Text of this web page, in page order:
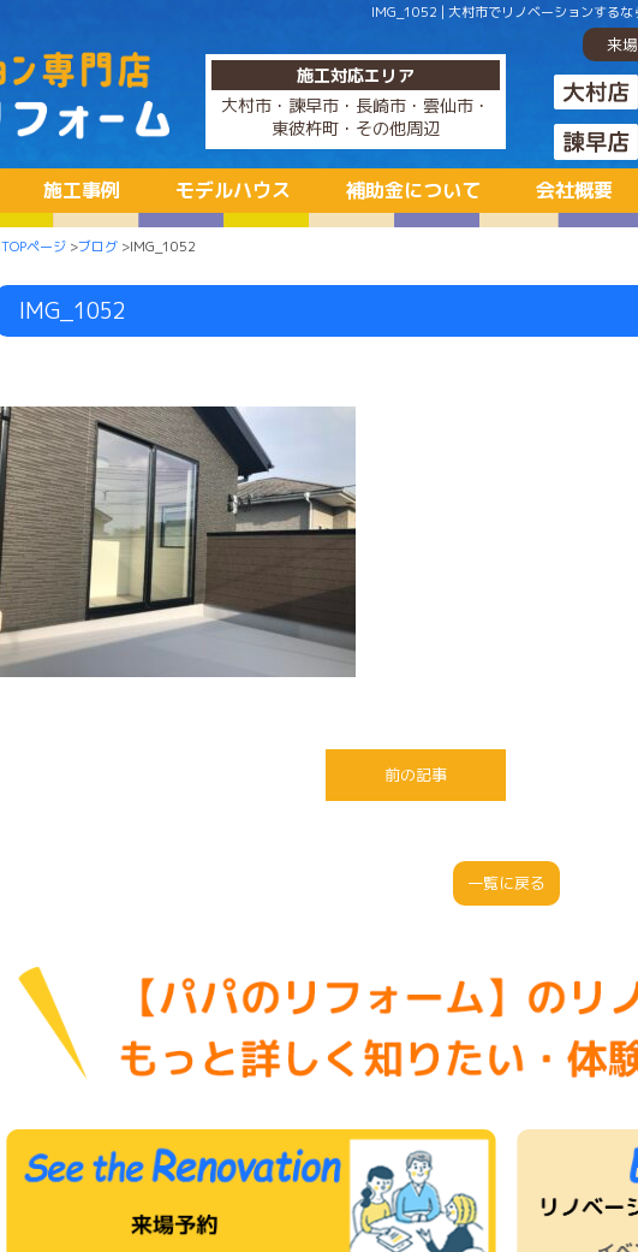
IMG_1052 | 大村市でリノベーションする
施工対応エリア
大村市・諫早市・長崎市・雲仙市・
東彼杵町・その他周辺
来
施工事例 モデルハウス 補助金について 会社概要
TOPページ >ブログ >IMG_1052
IMG_1052
前の記事
一覧に戻る